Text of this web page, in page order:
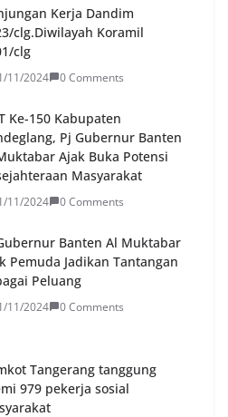
Kerja Dandim
clg.Diwilayah Koramil
clg
11/2024 0 Comments
Ke-150 Kabupaten
Pj Gubernur Banten
Ajak Buka Potensi
Masyarakat
11/2024 0 Comments
Banten Al Muktabar
Pemuda Jadikan Tantangan
Peluang
11/2024 0 Comments
Tangerang tanggung
979 pekerja sosial